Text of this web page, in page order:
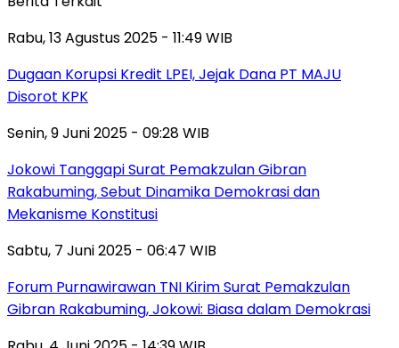
Rabu, 13 Agustus 2025 - 11:49 WIB
Dugaan Korupsi Kredit LPEI, Jejak Dana PT MAJU
Disorot KPK
Senin, 9 Juni 2025 - 09:28 WIB
Jokowi Tanggapi Surat Pemakzulan Gibran
Rakabuming, Sebut Dinamika Demokrasi dan
Mekanisme Konstitusi
Sabtu, 7 Juni 2025 - 06:47 WIB
Forum Purnawirawan TNI Kirim Surat Pemakzulan
Gibran Rakabuming, Jokowi: Biasa dalam Demokrasi